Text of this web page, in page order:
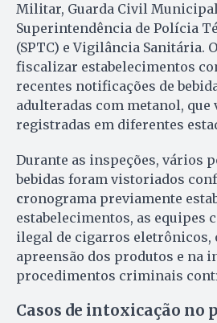
Militar, Guarda Civil Municipal,
Superintendência de Polícia
(SPTC) e Vigilância Sanitária.
fiscalizar estabelecimentos
recentes notificações de
adulteradas com metanol, que
registradas em diferentes
Durante as inspeções, vários
bebidas foram vistoriados
cronograma previamente
estabelecimentos, as equipes
ilegal de cigarros eletrônicos,
apreensão dos produtos e na
procedimentos criminais
Casos de intoxicação no